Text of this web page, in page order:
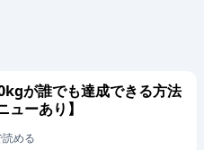
が誰でも達成できる方法
ーあり】
める